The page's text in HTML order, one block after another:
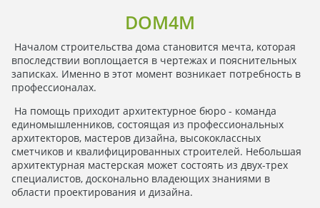
DOM4M
Началом строительства дома становится мечта, которая
впоследствии воплощается в чертежах и пояснительных
записках. Именно в этот момент возникает потребность в
профессионалах.
На помощь приходит архитектурное бюро - команда
единомышленников, состоящая из профессиональных
архитекторов, мастеров дизайна, высококлассных
сметчиков и квалифицированных строителей. Небольшая
архитектурная мастерская может состоять из двух-трех
специалистов, досконально владеющих знаниями в
области проектирования и дизайна.